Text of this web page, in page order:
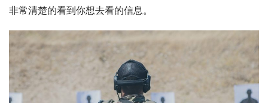
非常清楚的看到你想去看的信息。